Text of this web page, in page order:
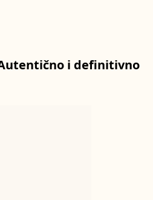
i definitivno